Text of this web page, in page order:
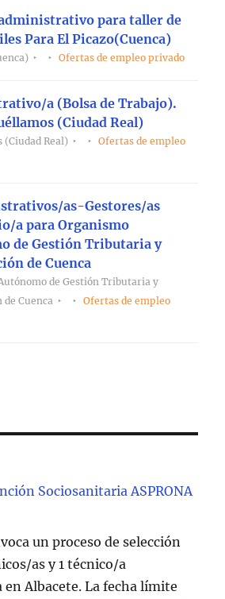
para taller de
Para El Picazo(Cuenca)
Ofertas de empleo privado
a (Bolsa de Trabajo).
(Ciudad Real)
(Ciudad Real)
Ofertas de empleo
as-Gestores/as
a para Organismo
de Gestión Tributaria y
de Cuenca
de Gestión Tributaria y
de Cuenca
Ofertas de empleo
Sociosanitaria ASPRONA
un proceso de selección
as y 1 técnico/a
Albacete. La fecha límite